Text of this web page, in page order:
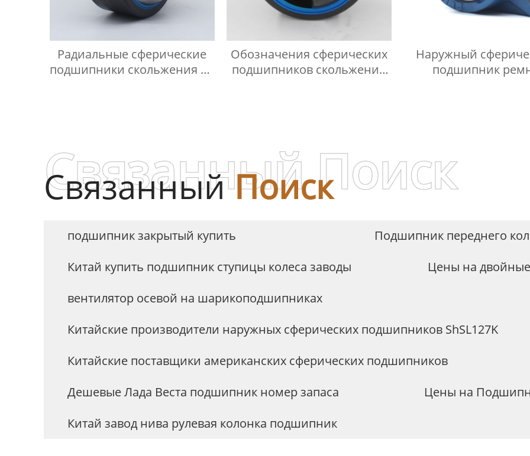
Радиальные сферические
подшипники скольжения не
Обозначения сферических
подшипников скольжения
Наружный
подшипник
СвязанныйПоиск
Связанный Поиск
подшипник закрытый купить
Подшипник переднего
Китай купить подшипник ступицы колеса заводы
Цены на
вентилятор осевой на шарикоподшипниках
Китайские производители наружных сферических подшипников ShSL127K
Китайские поставщики американских сферических подшипников
Дешевые Лада Веста подшипник номер запаса
Цены на
Китай завод нива рулевая колонка подшипник